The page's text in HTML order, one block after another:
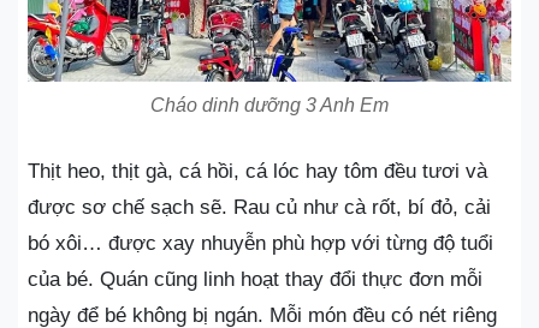
Cháo dinh dưỡng 3 Anh Em
Thịt heo, thịt gà, cá hồi, cá lóc hay tôm đều tươi và
được sơ chế sạch sẽ. Rau củ như cà rốt, bí đỏ, cải
bó xôi… được xay nhuyễn phù hợp với từng độ tuổi
của bé. Quán cũng linh hoạt thay đổi thực đơn mỗi
ngày để bé không bị ngán. Mỗi món đều có nét riêng